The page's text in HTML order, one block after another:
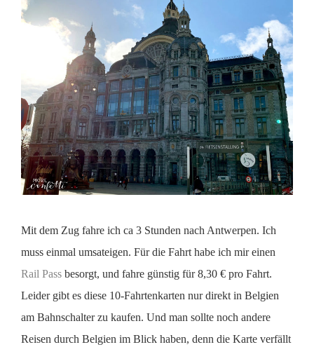
Mit dem Zug fahre ich ca 3 Stunden nach Antwerpen. Ich
muss einmal umsateigen. Für die Fahrt habe ich mir einen
Rail Pass besorgt, und fahre günstig für 8,30 € pro Fahrt.
Leider gibt es diese 10-Fahrtenkarten nur direkt in Belgien
am Bahnschalter zu kaufen. Und man sollte noch andere
Reisen durch Belgien im Blick haben, denn die Karte verfällt